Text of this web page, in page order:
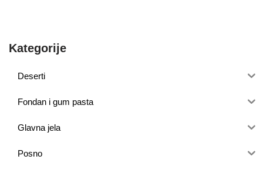
Kategorije
Deserti
Fondan i gum pasta
Glavna jela
Posno